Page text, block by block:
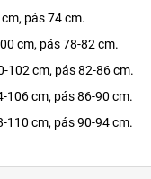
pás 74 cm.
cm, pás 78-82 cm.
102 cm, pás 82-86 cm.
106 cm, pás 86-90 cm.
110 cm, pás 90-94 cm.